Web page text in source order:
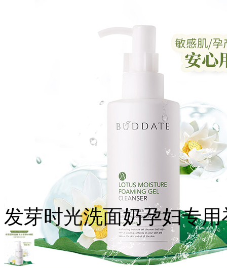
发芽时光洗面奶孕妇专